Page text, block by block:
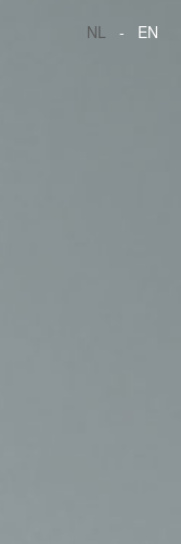
NL - EN